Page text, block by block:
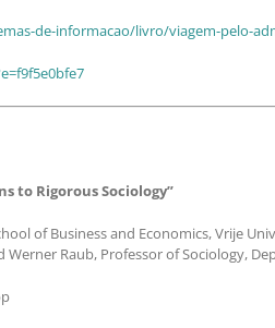
de-informacao/livro/viagem-pelo-
to Rigorous Sociology”
of Business and Economics, Vrije
Raub, Professor of Sociology,